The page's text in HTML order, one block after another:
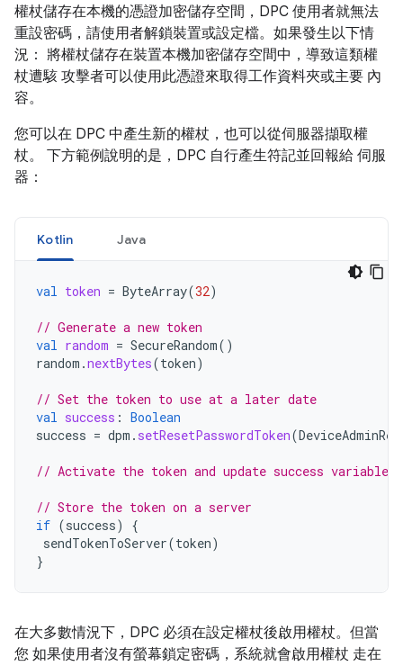
權杖儲存在本機的憑證加密儲存空間，DPC 使用者就無法
重設密碼，請使用者解鎖裝置或設定檔。如果發生以下情
況： 將權杖儲存在裝置本機加密儲存空間中，導致這類權
杖遭駭 攻擊者可以使用此憑證來取得工作資料夾或主要 內
容。
您可以在 DPC 中產生新的權杖，也可以從伺服器擷取權
杖。 下方範例說明的是，DPC 自行產生符記並回報給 伺服
器：
Kotlin Java
val token = ByteArray(32)
// Generate a new token
val random = SecureRandom()
random .nextBytes(token)
// Set the token to use at a later date
val success : Boolean
success = dpm . setResetPasswordToken(
// Activate the token and update success
// Store the token on a server
if (success)
{
sendTokenToServer(token)
}
在大多數情況下，DPC 必須在設定權杖後啟用權杖。但當
您 如果使用者沒有螢幕鎖定密碼，系統就會啟用權杖 走在